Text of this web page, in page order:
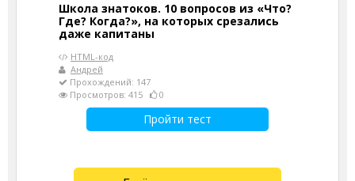
Школа знатоков. 10 вопросов из «Что?
Где? Когда?», на которых срезались
даже капитаны
HTML-код
Андрей
Прохождений: 147
Просмотров: 415
0
Пройти тест